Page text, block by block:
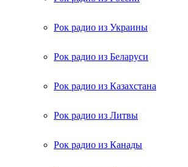
Рок радио из Украины
Рок радио из Беларуси
Рок радио из Казахстана
Рок радио из Литвы
Рок радио из Канады